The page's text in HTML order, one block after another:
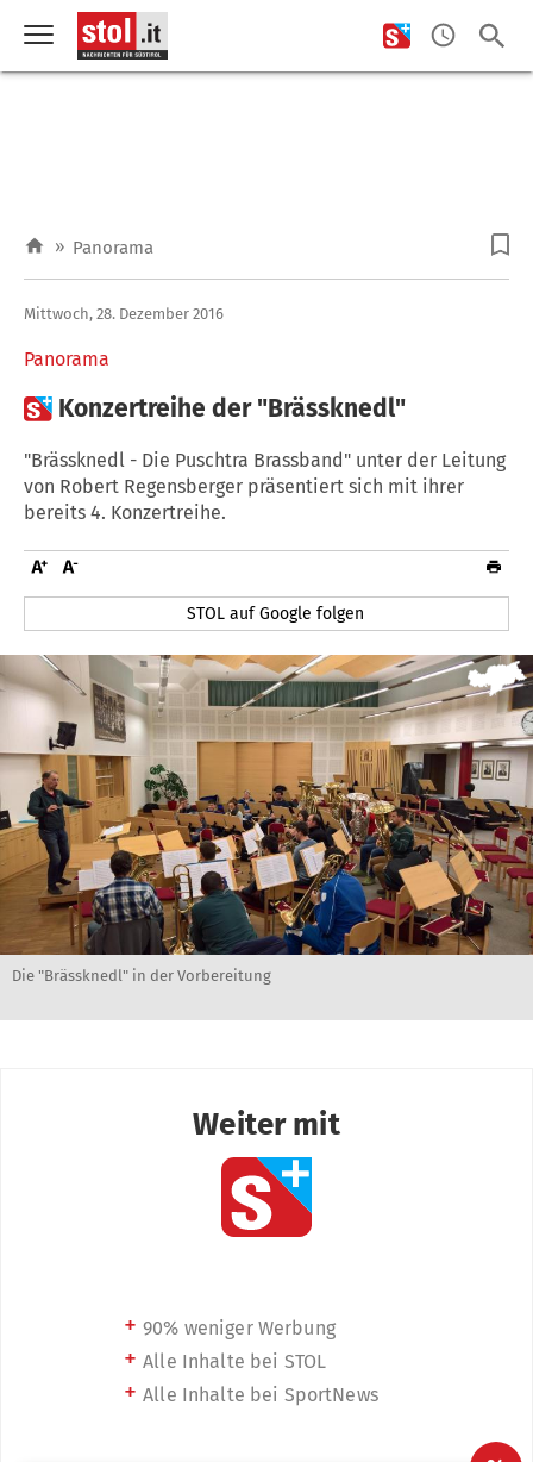
» Panorama
Panorama
Mittwoch, 28. Dezember 2016
 Konzertreihe der "Brässknedl"
"Brässknedl - Die Puschtra Brassband" unter der Leitung
von Robert Regensberger präsentiert sich mit ihrer
bereits 4. Konzertreihe.
STOL auf Google folgen
Die "Brässknedl" in der Vorbereitung